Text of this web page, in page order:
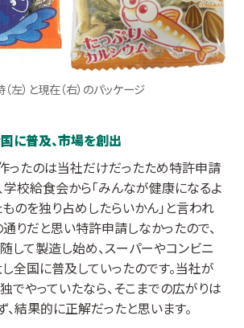
（左）と現在（右）のパッケージ
に普及、市場を創出
ったのは当社だけだったため特許申請
学校給食会から「みんなが健康になるよ
ものを独り占めしたらいかん」と言われ
通りだと思い特許申請しなかったので、
して製造し始め、スーパーやコンビニ
全国に普及していったのです。当社が
でやっていたなら、そこまでの広がりは
結果的に正解だったと思います。